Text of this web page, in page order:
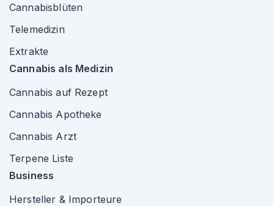
Cannabisblüten
Telemedizin
Extrakte
Cannabis als Medizin
Cannabis auf Rezept
Cannabis Apotheke
Cannabis Arzt
Terpene Liste
Business
Hersteller & Importeure